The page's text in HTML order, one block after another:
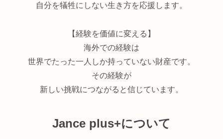
自分を犠牲にしない生き方を応援します。
【経験を価値に変える】
海外での経験は
世界でたった一人しか持っていない財産です。
その経験が
新しい挑戦につながると信じています。
Jance plus+について